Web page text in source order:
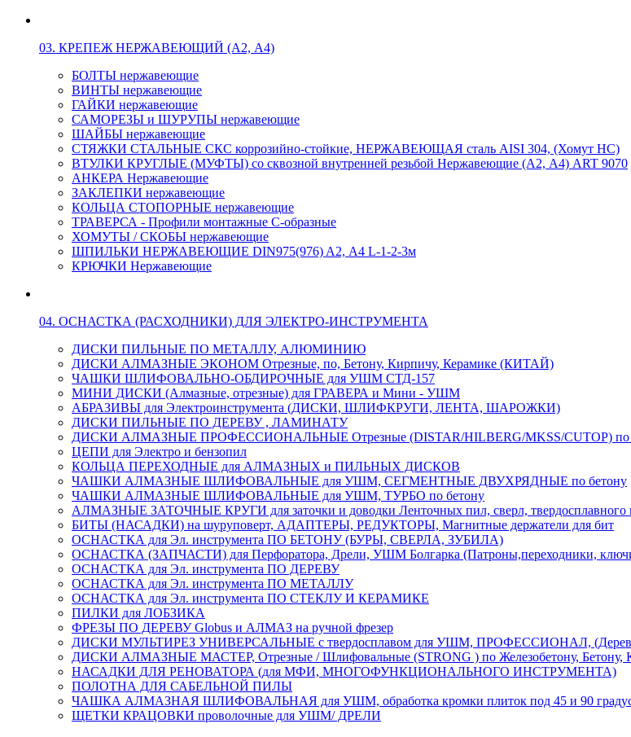
03. КРЕПЕЖ НЕРЖАВЕЮЩИЙ (А2, А4)
БОЛТЫ нержавеющие
ВИНТЫ нержавеющие
ГАЙКИ нержавеющие
САМОРЕЗЫ и ШУРУПЫ нержавеющие
ШАЙБЫ нержавеющие
СТЯЖКИ СТАЛЬНЫЕ СКС коррозийно-стойкие, НЕРЖАВЕЮЩАЯ сталь AISI 304, (Хомут НС)
ВТУЛКИ КРУГЛЫЕ (МУФТЫ) со сквозной внутренней резьбой Нержавеющие (А2, А4) ART 9070
АНКЕРА Нержавеющие
ЗАКЛЕПКИ нержавеющие
КОЛЬЦА СТОПОРНЫЕ нержавеющие
ТРАВЕРСА - Профили монтажные С-образные
ХОМУТЫ / СКОБЫ нержавеющие
ШПИЛЬКИ НЕРЖАВЕЮЩИЕ DIN975(976) A2, А4 L-1-2-3м
КРЮЧКИ Нержавеющие
04. ОСНАСТКА (РАСХОДНИКИ) ДЛЯ ЭЛЕКТРО-ИНСТРУМЕНТА
ДИСКИ ПИЛЬНЫЕ ПО МЕТАЛЛУ, АЛЮМИНИЮ
ДИСКИ АЛМАЗНЫЕ ЭКОНОМ Отрезные, по, Бетону, Кирпичу, Керамике (КИТАЙ)
ЧАШКИ ШЛИФОВАЛЬНО-ОБДИРОЧНЫЕ для УШМ СТД-157
МИНИ ДИСКИ (Алмазные, отрезные) для ГРАВЕРА и Мини - УШМ
АБРАЗИВЫ для Электроинструмента (ДИСКИ, ШЛИФКРУГИ, ЛЕНТА, ШАРОЖКИ)
ДИСКИ ПИЛЬНЫЕ ПО ДЕРЕВУ , ЛАМИНАТУ
ДИСКИ АЛМАЗНЫЕ ПРОФЕССИОНАЛЬНЫЕ Отрезные (DISTAR/HILBERG/MKSS/CUTOP) по
ЦЕПИ для Электро и бензопил
КОЛЬЦА ПЕРЕХОДНЫЕ для АЛМАЗНЫХ и ПИЛЬНЫХ ДИСКОВ
ЧАШКИ АЛМАЗНЫЕ ШЛИФОВАЛЬНЫЕ для УШМ, СЕГМЕНТНЫЕ ДВУХРЯДНЫЕ по бетону
ЧАШКИ АЛМАЗНЫЕ ШЛИФОВАЛЬНЫЕ для УШМ, ТУРБО по бетону
АЛМАЗНЫЕ ЗАТОЧНЫЕ КРУГИ для заточки и доводки Ленточных пил, сверл, твердосплавного
БИТЫ (НАСАДКИ) на шуруповерт, АДАПТЕРЫ, РЕДУКТОРЫ, Магнитные держатели для бит
ОСНАСТКА для Эл. инструмента ПО БЕТОНУ (БУРЫ, СВЕРЛА, ЗУБИЛА)
ОСНАСТКА (ЗАПЧАСТИ) для Перфоратора, Дрели, УШМ Болгарка (Патроны,переходники,
ОСНАСТКА для Эл. инструмента ПО ДЕРЕВУ
ОСНАСТКА для Эл. инструмента ПО МЕТАЛЛУ
ОСНАСТКА для Эл. инструмента ПО СТЕКЛУ И КЕРАМИКЕ
ПИЛКИ для ЛОБЗИКА
ФРЕЗЫ ПО ДЕРЕВУ Globus и АЛМАЗ на ручной фрезер
ДИСКИ МУЛЬТИРЕЗ УНИВЕРСАЛЬНЫЕ с твердосплавом для УШМ, ПРОФЕССИОНАЛ, (Дерево с
ДИСКИ АЛМАЗНЫЕ МАСТЕР, Отрезные / Шлифовальные (STRONG ) по Железобетону, Бетону,
НАСАДКИ ДЛЯ РЕНОВАТОРА (для МФИ, МНОГОФУНКЦИОНАЛЬНОГО ИНСТРУМЕНТА)
ПОЛОТНА ДЛЯ САБЕЛЬНОЙ ПИЛЫ
ЧАШКА АЛМАЗНАЯ ШЛИФОВАЛЬНАЯ для УШМ, обработка кромки плиток под 45 и 90 градусов,
ЩЕТКИ КРАЦОВКИ проволочные для УШМ/ ДРЕЛИ